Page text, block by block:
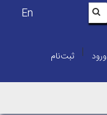
En
ورود | ثبت‌نام